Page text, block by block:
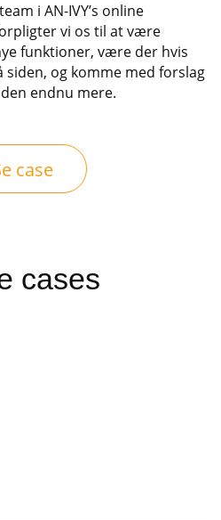
i AN-IVY’s online
vi os til at være
funktioner, være der hvis
og komme med forslag
endnu mere.
case
cases